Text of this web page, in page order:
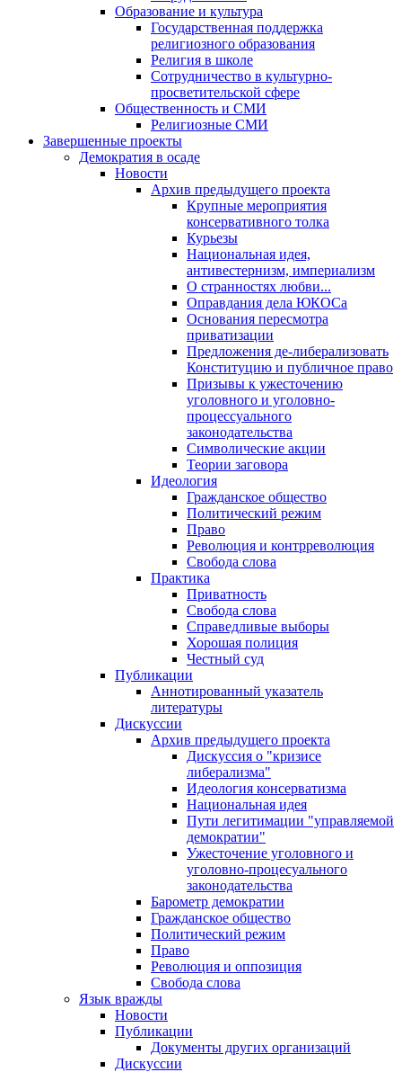
Образование и культура
Государственная поддержка
религиозного образования
Религия в школе
Сотрудничество в культурно-
просветительской сфере
Общественность и СМИ
Религиозные СМИ
Завершенные проекты
Демократия в осаде
Новости
Архив предыдущего проекта
Крупные мероприятия
консервативного толка
Курьезы
Национальная идея,
антивестернизм, империализм
О странностях любви...
Оправдания дела ЮКОСа
Основания пересмотра
приватизации
Предложения де-либерализовать
Конституцию и публичное право
Призывы к ужесточению
уголовного и уголовно-
процессуального
законодательства
Символические акции
Теории заговора
Идеология
Гражданское общество
Политический режим
Право
Революция и контрреволюция
Свобода слова
Практика
Приватность
Свобода слова
Справедливые выборы
Хорошая полиция
Честный суд
Публикации
Аннотированный указатель
литературы
Дискуссии
Архив предыдущего проекта
Дискуссия о "кризисе
либерализма"
Идеология консерватизма
Национальная идея
Пути легитимации "управляемой
демократии"
Ужесточение уголовного и
уголовно-процесуального
законодательства
Барометр демократии
Гражданское общество
Политический режим
Право
Революция и оппозиция
Свобода слова
Язык вражды
Новости
Публикации
Документы других организаций
Дискуссии